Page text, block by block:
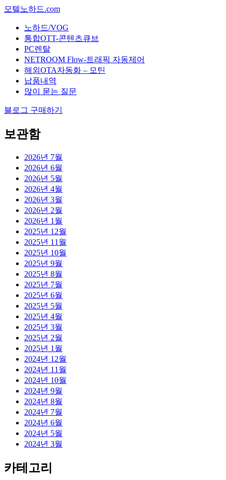
모텔노하드.com
노하드/VOG
통합OTT-콘텐츠큐브
PC렌탈
NETROOM Flow-트래픽 자동제어
해외OTA자동화 – 모틴
납품내역
많이 묻는 질문
블로그 구매하기
보관함
2026년 7월
2026년 6월
2026년 5월
2026년 4월
2026년 3월
2026년 2월
2026년 1월
2025년 12월
2025년 11월
2025년 10월
2025년 9월
2025년 8월
2025년 7월
2025년 6월
2025년 5월
2025년 4월
2025년 3월
2025년 2월
2025년 1월
2024년 12월
2024년 11월
2024년 10월
2024년 9월
2024년 8월
2024년 7월
2024년 6월
2024년 5월
2024년 3월
카테고리